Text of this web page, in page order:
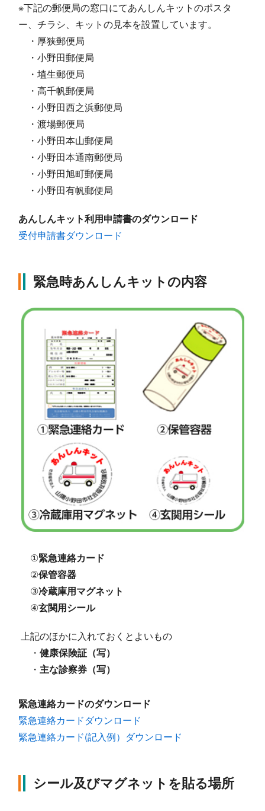
※下記の郵便局の窓口にてあんしんキットのポスタ
ー、チラシ、キットの見本を設置しています。
・厚狭郵便局
・小野田郵便局
・埴生郵便局
・高千帆郵便局
・小野田西之浜郵便局
・渡場郵便局
・小野田本山郵便局
・小野田本通南郵便局
・小野田旭町郵便局
・小野田有帆郵便局
あんしんキット利用申請書のダウンロード
受付申請書ダウンロード
緊急時あんしんキットの内容
①緊急連絡カード
②保管容器
③冷蔵庫用マグネット
④玄関用シール
上記のほかに入れておくとよいもの
・健康保険証（写）
・主な診察券（写）
緊急連絡カードのダウンロード
緊急連絡カードダウンロード
緊急連絡カード(記入例）ダウンロード
シール及びマグネットを貼る場所